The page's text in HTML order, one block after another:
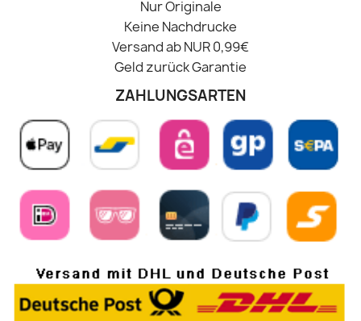
Nur Originale
Keine Nachdrucke
Versand ab NUR 0,99€
Geld zurück Garantie
ZAHLUNGSARTEN